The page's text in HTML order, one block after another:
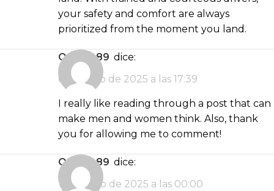
your safety and comfort are always
prioritized from the moment you land.
omega89 dice:
6 de junio de 2025 a las 17:39
I really like reading through a post that can
make men and women think. Also, thank
you for allowing me to comment!
omega89 dice:
7 de junio de 2025 a las 00:00